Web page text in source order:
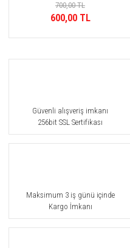
700,00 TL
600,00 TL
Güvenli alışveriş imkanı
256bit SSL Sertifikası
Maksimum 3 iş günü içinde
Kargo İmkanı